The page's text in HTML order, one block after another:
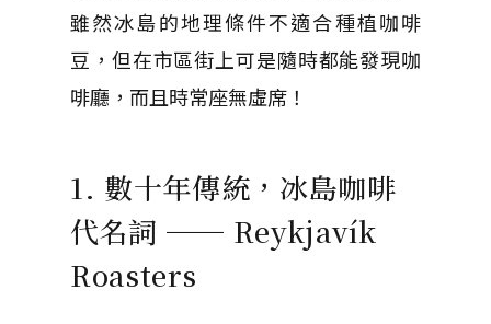
雖然冰島的地理條件不適合種植咖啡
豆，但在市區街上可是隨時都能發現咖
啡廳，而且時常座無虛席！
1. 數十年傳統，冰島咖啡
代名詞 ── Reykjavík
Roasters